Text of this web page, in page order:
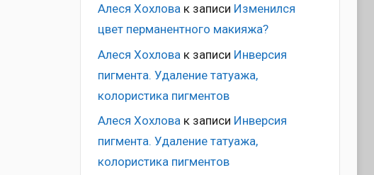
Алеся Хохлова к записи Изменился
цвет перманентного макияжа?
Алеся Хохлова к записи Инверсия
пигмента. Удаление татуажа,
колористика пигментов
Алеся Хохловак записи Инверсия
пигмента. Удаление татуажа,
колористика пигментов